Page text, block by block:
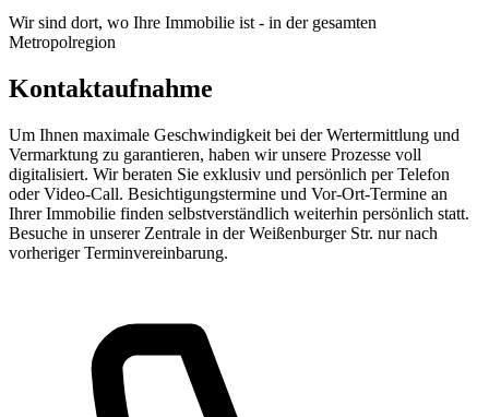
Wir sind dort, wo Ihre Immobilie ist - in der gesamten
Metropolregion
Kontaktaufnahme
Um Ihnen maximale Geschwindigkeit bei der Wertermittlung und
Vermarktung zu garantieren, haben wir unsere Prozesse voll
digitalisiert. Wir beraten Sie exklusiv und persönlich per Telefon
oder Video-Call. Besichtigungstermine und Vor-Ort-Termine an
Ihrer Immobilie finden selbstverständlich weiterhin persönlich statt.
Besuche in unserer Zentrale in der Weißenburger Str. nur nach
vorheriger Terminvereinbarung.